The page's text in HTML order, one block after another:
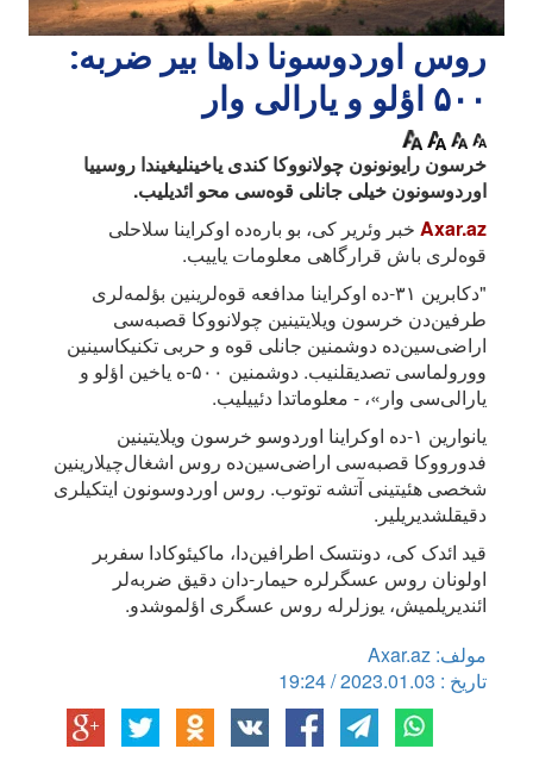
روس اوردوسونا داها بیر ضربه:
۵۰۰ اؤلو و یارالی وار
خرسون رایونونون چولانووکا کندی یاخینلیغیندا روسییا
اوردوسونون خیلی جانلی قوه‌سی محو ائدیلیب.
Axar.az خبر وئریر کی، بو باره‌ده اوکراینا سلاحلی
قوه‌لری باش قرارگاهی معلومات یاییب.
"دکابرین ۳۱-ده اوکراینا مدافعه قوه‌لرینین بؤلمه‌لری
طرفین‌دن خرسون ویلایتینین چولانووکا قصبه‌سی
اراضی‌سین‌ده دوشمنین جانلی قوه و حربی تکنیکاسینین
وورولماسی تصدیقلنیب. دوشمنین ۵۰۰-ه یاخین اؤلو و
یارالی‌سی وار»، - معلوماتدا دئییلیب.
یانوارین ۱-ده اوکراینا اوردوسو خرسون ویلایتینین
فدورووکا قصبه‌سی اراضی‌سین‌ده روس اشغال‌چیلارینین
شخصی هئیتینی آتشه توتوب. روس اوردوسونون ایتکیلری
دقیقلشدیریلیر.
قید ائدک کی، دونتسک اطرافین‌دا، ماکیئوکادا سفربر
اولونان روس عسگرلره حیمار-دان دقیق ضربه‌لر
ائندیریلمیش، یوزلرله روس عسگری اؤلموشدو.
مولف: Axar.az
تاریخ : 2023.01.03 / 19:24